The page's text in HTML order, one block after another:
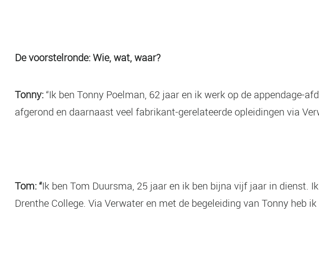
De voorstelronde: Wie, wat, waar?
Tonny:“Ik ben Tonny Poelman, 62 jaar en ik werk op de appendage-
afgerond en daarnaast veel fabrikant-gerelateerde opleidingen via
Tom: “Ik ben Tom Duursma, 25 jaar en ik ben bijna vijf jaar in dienst.
Drenthe College. Via Verwater en met de begeleiding van Tonny heb